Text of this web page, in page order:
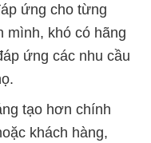
ứng cho từng
mình, khó có hãng
ứng các nhu cầu
tạo hơn chính
khách hàng,